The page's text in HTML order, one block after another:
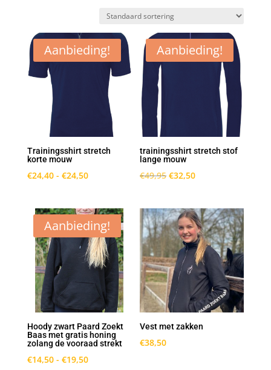
Aanbieding!
Trainingsshirt stretch
korte mouw
€24,40 - €24,50Prijsklasse:
tot
€24,50
Aanbieding!
trainingsshirt stretch stof
lange mouw
€49,95 Oorspronkelijke
was:
€49,95.
€32,50Huidige
is:
€32,50.
Aanbieding!
Hoody zwart Paard Zoekt
Baas met gratis honing
zolang de vooraad strekt
€14,50 - €19,50Prijsklasse:
Vest met zakken
€38,50